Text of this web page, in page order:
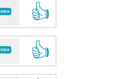
neu
👍
neu
👍